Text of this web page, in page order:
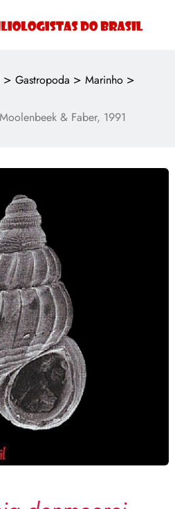
> Gastropoda > Marinho >
Moolenbeek & Faber, 1991